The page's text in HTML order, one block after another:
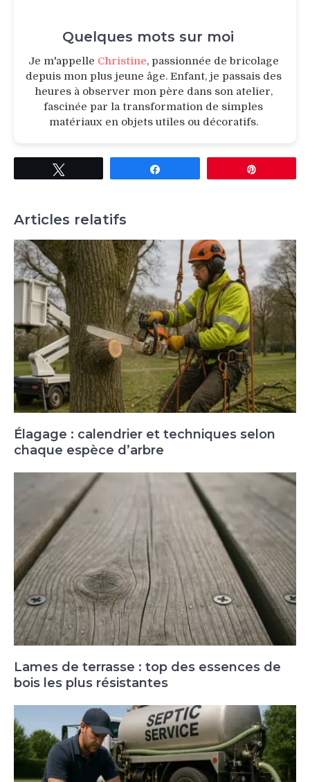
Quelques mots sur moi
Je m'appelle Christine, passionnée de bricolage
depuis mon plus jeune âge. Enfant, je passais des
heures à observer mon père dans son atelier,
fascinée par la transformation de simples
matériaux en objets utiles ou décoratifs.
Articles relatifs
Élagage : calendrier et techniques selon
chaque espèce d’arbre
Lames de terrasse : top des essences de
bois les plus résistantes